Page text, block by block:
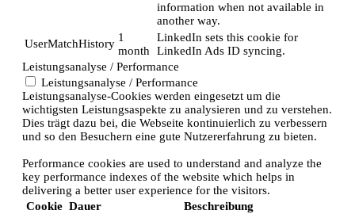
information when not available in
another way.
UserMatchHistory 1
month
LinkedIn sets this cookie for
LinkedIn Ads ID syncing.
Leistungsanalyse / Performance
Leistungsanalyse / Performance
Leistungsanalyse-Cookies werden eingesetzt um die
wichtigsten Leistungsaspekte zu analysieren und zu verstehen.
Dies trägt dazu bei, die Webseite kontinuierlich zu verbessern
und so den Besuchern eine gute Nutzererfahrung zu bieten.
Performance cookies are used to understand and analyze the
key performance indexes of the website which helps in
delivering a better user experience for the visitors.
Cookie Dauer
Beschreibung